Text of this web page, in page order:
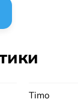
Timo